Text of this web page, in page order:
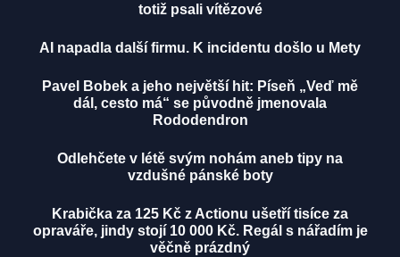
totiž psali vítězové
AI napadla další firmu. K incidentu došlo u Mety
Pavel Bobek a jeho největší hit: Píseň „Veď mě
dál, cesto má“ se původně jmenovala
Rododendron
Odlehčete v létě svým nohám aneb tipy na
vzdušné pánské boty
Krabička za 125 Kč z Actionu ušetří tisíce za
opraváře, jindy stojí 10 000 Kč. Regál s nářadím je
věčně prázdný